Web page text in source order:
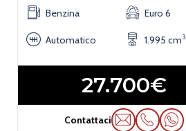
Benzina Euro 6
Automatico 1.995 cm3
27.700€
Contattaci